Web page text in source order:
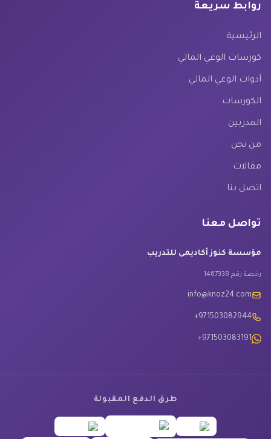
روابط سريعة
الرئيسية
كورسات الوعي المالي
أدوات الوعي المالي
الكورسات
المدربين
من نحن
مقالات
اتصل بنا
تواصل معنا
مؤسسة كنوز أكاديمى للتدريب
رخصة رقم 1467338
info@knoz24.com
+971503082944
+971503083191
طرق الدفع المقبولة